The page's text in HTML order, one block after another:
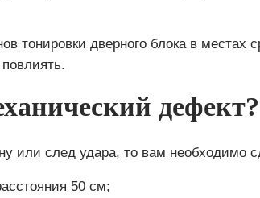
тонировки дверного блока в
дефект?
или след удара, то вам необходимо
50 см;